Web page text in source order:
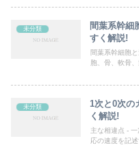
未分類
間葉系幹細
すく解説!
間葉系幹細胞
胞、骨、軟骨
未分類
1次と0次の
く解説!
主な相違点 -
応の速度を記